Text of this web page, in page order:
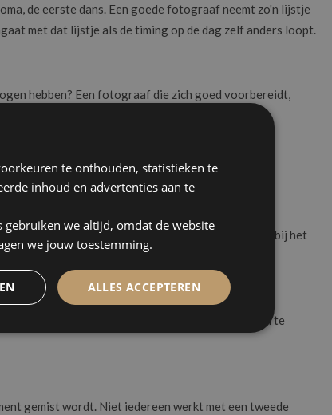
de eerste dans. Een goede fotograaf neemt zo'n lijstje
met dat lijstje als de timing op de dag zelf anders loopt.
hebben? Een fotograaf die zich goed voorbereidt,
bij het opmaken, bij de ceremonie of pas bij het
en of de fotograaf in principe beschikbaar is om te
gemist wordt. Niet iedereen werkt met een tweede
te onthouden, statistieken te
inhoud en advertenties aan te
gebruiken we altijd, omdat de website
we jouw toestemming.
ALLES ACCEPTEREN